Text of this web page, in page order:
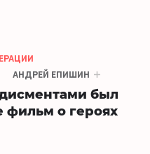
АНДРЕЙ ЕПИШИН
был
фильм о героях